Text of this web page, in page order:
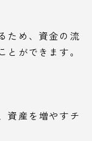
ため、資金の流
ができます。
資産を増やすチ